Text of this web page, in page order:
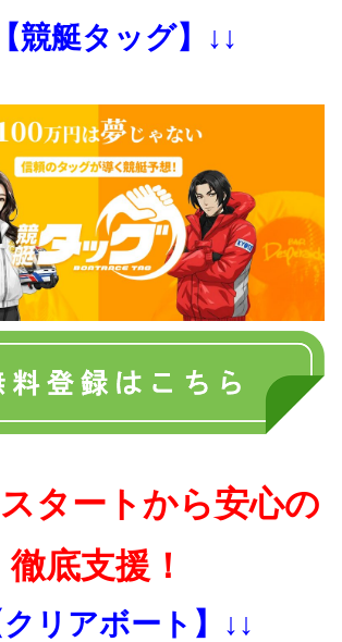
競艇タッグ】↓↓
タートから安心の
徹底支援！
クリアボート】↓↓